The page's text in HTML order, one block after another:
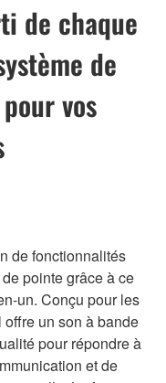
de chaque
de
vos
de fonctionnalités
pointe grâce à ce
un. Conçu pour les
un son à bande
pour répondre à
et de